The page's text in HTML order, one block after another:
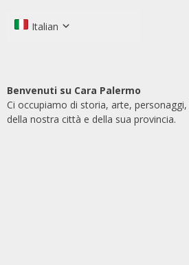
Italian
Benvenuti su Cara Palermo
Ci occupiamo di storia, arte,
della nostra città e della sua provincia.